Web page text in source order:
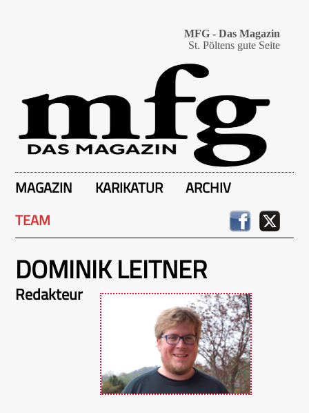
MFG - Das Magazin
St. Pöltens gute Seite
MAGAZIN KARIKATUR
ARCHIV
TEAM
DOMINIK LEITNER
Redakteur